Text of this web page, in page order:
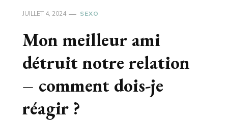
JUILLET 4, 2024 SEXO
Mon meilleur ami
détruit notre relation
– comment dois-je
réagir ?